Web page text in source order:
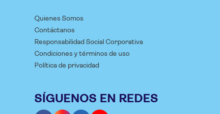
Quienes Somos
Contáctanos
Responsabilidad Social Corporativa
Condiciones y términos de uso
Política de privacidad
SÍGUENOS EN REDES